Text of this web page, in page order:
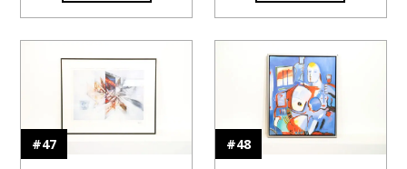
#47 #48